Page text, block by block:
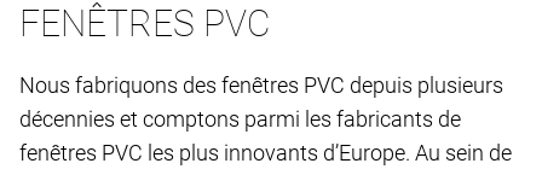
FENÊTRES PVC
Nous fabriquons des fenêtres PVC depuis plusieurs
décennies et comptons parmi les fabricants de
fenêtres PVC les plus innovants d’Europe. Au sein de